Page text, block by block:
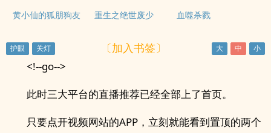
黄小仙的狐朋狗友
重生之绝世废少 血噬杀戮
〔加入书签〕
<!--go-->
此时三大平台的直播推荐已经全部上了首页。
只要点开视频网站的APP，立刻就能看到置顶的两个